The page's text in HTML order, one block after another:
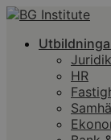
Juridik
HR